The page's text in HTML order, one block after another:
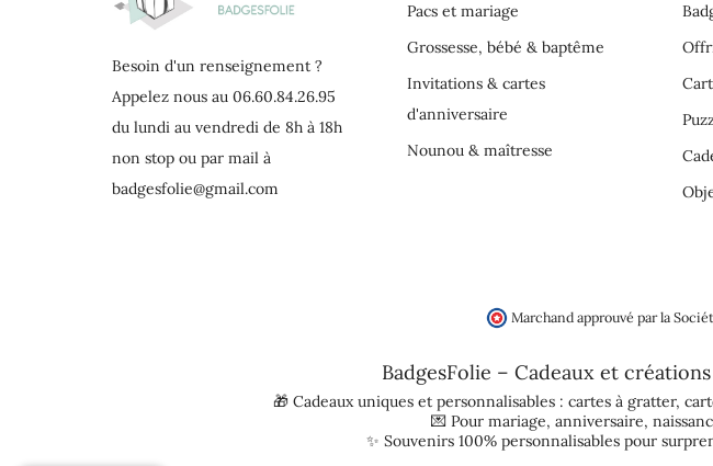
Besoin d'un renseignement ?
Appelez nous au 06.60.84.26.95
du lundi au vendredi de 8h à 18h
non stop ou par mail à
badgesfolie@gmail.com
Pacs et mariage
Grossesse, bébé & baptême
Invitations & cartes
d'anniversaire
Nounou & maîtresse
Marchand approuvé par la
BadgesFolie – Cadeaux et
🎁 Cadeaux uniques et personnalisables : cartes à gratter,
💌 Pour mariage, anniversaire,
✨ Souvenirs 100% personnalisables pour